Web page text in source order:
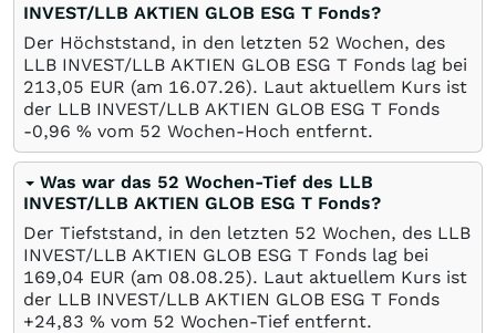
INVEST/LLB AKTIEN GLOB ESG T Fonds?
Der Höchststand, in den letzten 52 Wochen, des
LLB INVEST/LLB AKTIEN GLOB ESG T Fonds lag bei
213,05 EUR (am 16.07.26). Laut aktuellem Kurs ist
der LLB INVEST/LLB AKTIEN GLOB ESG T Fonds
-0,96 % vom 52 Wochen-Hoch entfernt.
Was war das 52 Wochen-Tief des LLB
INVEST/LLB AKTIEN GLOB ESG T Fonds?
Der Tiefststand, in den letzten 52 Wochen, des LLB
INVEST/LLB AKTIEN GLOB ESG T Fonds lag bei
169,04 EUR (am 08.08.25). Laut aktuellem Kurs ist
der LLB INVEST/LLB AKTIEN GLOB ESG T Fonds
+24,83 % vom 52 Wochen-Tief entfernt.